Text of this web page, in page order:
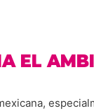
EL